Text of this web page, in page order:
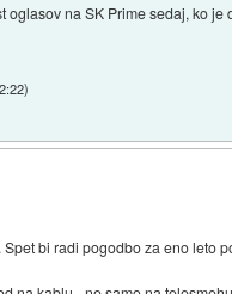
oglasov na SK Prime sedaj, ko
)
bi radi pogodbo za eno leto